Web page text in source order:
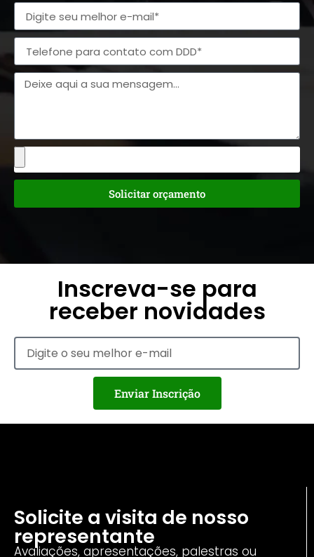
Solicitar orçamento
Inscreva-se para
receber novidades
Enviar Inscrição
Solicite a visita de nosso
representante
Avaliações, apresentações, palestras ou